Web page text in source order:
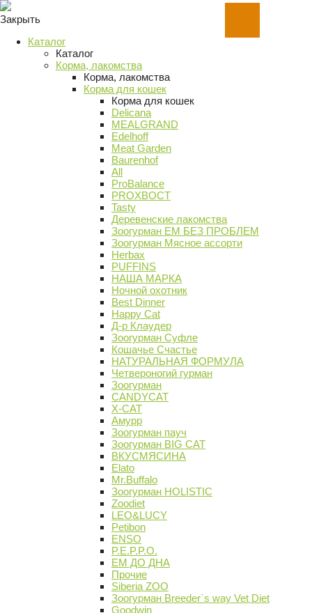
Закрыть
Каталог
Каталог
Корма, лакомства
Корма, лакомства
Корма для кошек
Корма для кошек
Delicana
MEALGRAND
Edelhoff
Meat Garden
Baurenhof
All
ProBalance
PROХВОСТ
Tasty
Деревенские лакомства
Зоогурман ЕМ БЕЗ ПРОБЛЕМ
Зоогурман Мясное ассорти
Herbax
PUFFINS
НАША МАРКА
Ночной охотник
Best Dinner
Happy Cat
Д-р Клаудер
Зоогурман Суфле
Кошачье Счастье
НАТУРАЛЬНАЯ ФОРМУЛА
Четвероногий гурман
Зоогурман
CANDYCAT
X-CAT
Амурр
Зоогурман пауч
Зоогурман BIG CAT
ВКУСМЯСИНА
Elato
Mr.Buffalo
Зоогурман HOLISTIC
Zoodiet
LEO&LUCY
Petibon
ENSO
P.E.P.P.O.
ЕМ ДО ДНА
Прочие
Siberia ZOO
Зоогурман Breeder`s way Vet Diet
Goodwin